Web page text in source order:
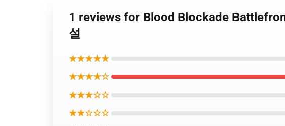
1 reviews for Blood Blockade
설
★★★★★
★★★★☆
★★★☆☆
★★☆☆☆